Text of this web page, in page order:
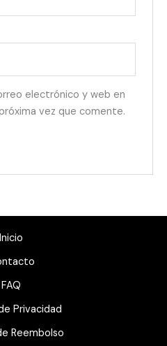
electrónico y web en
vez que comente.
Inicio
FAQ
Privacidad
Reembolso